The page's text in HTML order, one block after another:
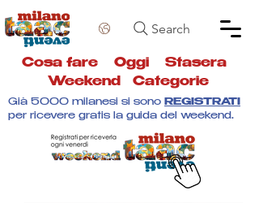
Search
Cosa fare Oggi Stasera
Weekend
Categorie
Già 5000 milanesi si sono REGISTRATI
per ricevere gratis la guida del weekend.